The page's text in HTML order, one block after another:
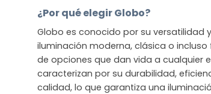
¿Por qué elegir Globo?
Globo es conocido por su versatilidad
iluminación moderna, clásica o
de opciones que dan vida a cualquier
caracterizan por su durabilidad,
calidad, lo que garantiza una